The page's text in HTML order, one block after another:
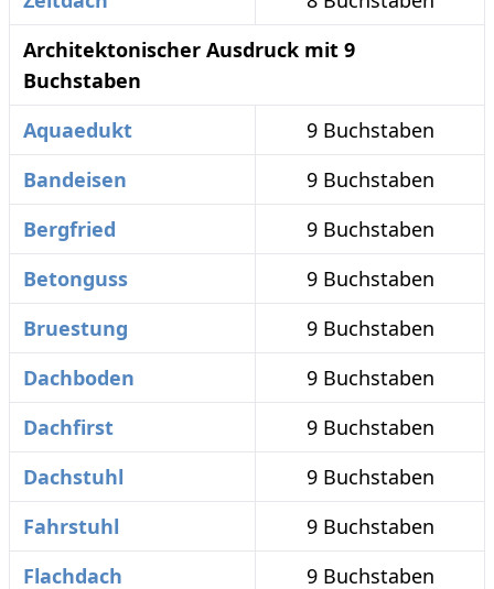
Architektonischer Ausdruck mit 9
Buchstaben
Aquaedukt
9 Buchstaben
Bandeisen
9 Buchstaben
Bergfried
9 Buchstaben
Betonguss
9 Buchstaben
Bruestung
9 Buchstaben
Dachboden
9 Buchstaben
Dachfirst
9 Buchstaben
Dachstuhl
9 Buchstaben
Fahrstuhl
9 Buchstaben
Flachdach
9 Buchstaben